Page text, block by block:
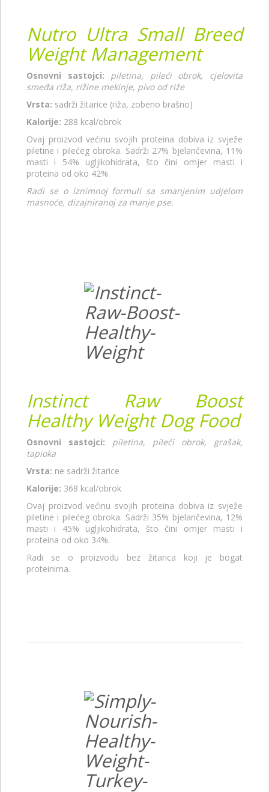
Nutro Ultra Small Breed
Weight Management
Osnovni sastojci: piletina, pileći obrok, cjelovita
smeđa riža, rižine mekinje, pivo od riže
Vrsta: sadrži žitarice (riža, zobeno brašno)
Kalorije: 288 kcal/obrok
Ovaj proizvod većinu svojih proteina dobiva iz svježe
piletine i pilećeg obroka. Sadrži 27% bjelančevina, 11%
masti i 54% ugljikohidrata, što čini omjer masti i
proteina od oko 42%.
Radi se o iznimnoj formuli sa smanjenim udjelom
masnoće, dizajniranoj za manje pse.
Instinct Raw Boost
Healthy Weight Dog Food
Osnovni sastojci: piletina, pileći obrok, grašak,
tapioka
Vrsta: ne sadrži žitarice
Kalorije: 368 kcal/obrok
Ovaj proizvod većinu svojih proteina dobiva iz svježe
piletine i pilećeg obroka. Sadrži 35% bjelančevina, 12%
masti i 45% ugljikohidrata, što čini omjer masti i
proteina od oko 34%.
Radi se o proizvodu bez žitarica koji je bogat
proteinima.